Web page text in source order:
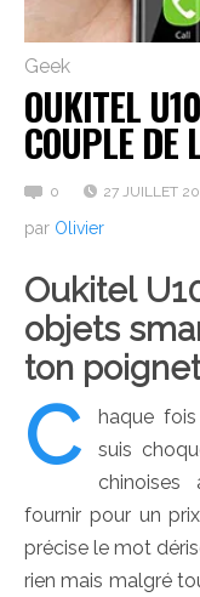
Geek
OUKITEL
COUPLE DE
0 27 JUILLET
par Olivier
Oukitel
objets
ton poignet
C
haque
suis
chinoises
fournir pour un
précise le mot
rien mais malgré